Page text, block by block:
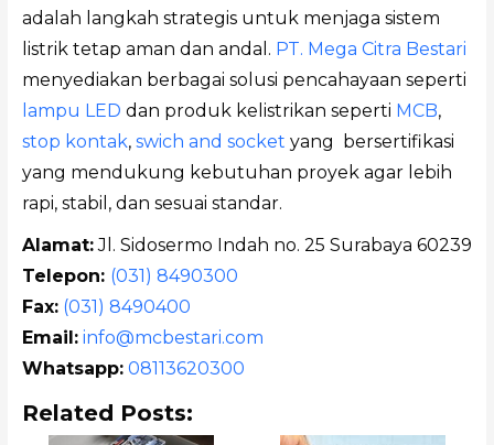
adalah langkah strategis untuk menjaga sistem
listrik tetap aman dan andal. PT. Mega Citra Bestari
menyediakan berbagai solusi pencahayaan seperti
lampu LED dan produk kelistrikan seperti MCB,
stop kontak, swich and socket yang bersertifikasi
yang mendukung kebutuhan proyek agar lebih
rapi, stabil, dan sesuai standar.
Alamat:Jl. Sidosermo Indah no. 25 Surabaya 60239
Telepon: (031) 8490300
Fax: (031) 8490400
Email: info@mcbestari.com
Whatsapp: 08113620300
Related Posts: